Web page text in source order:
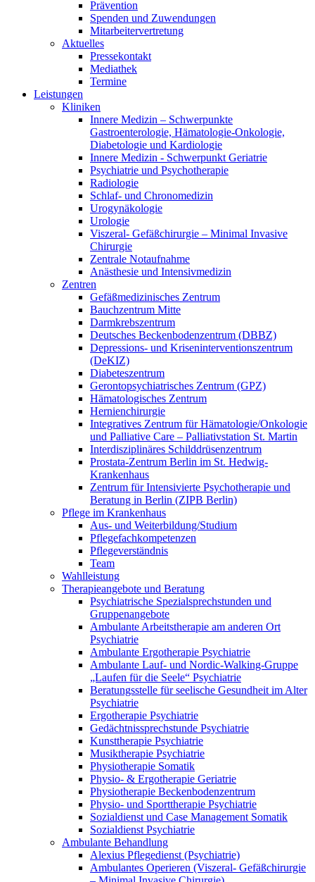
Prävention
Spenden und Zuwendungen
Mitarbeitervertretung
Aktuelles
Pressekontakt
Mediathek
Termine
Leistungen
Kliniken
Innere Medizin – Schwerpunkte
Gastroenterologie, Hämatologie-Onkologie,
Diabetologie und Kardiologie
Innere Medizin - Schwerpunkt Geriatrie
Psychiatrie und Psychotherapie
Radiologie
Schlaf- und Chronomedizin
Urogynäkologie
Urologie
Viszeral- Gefäßchirurgie – Minimal Invasive
Chirurgie
Zentrale Notaufnahme
Anästhesie und Intensivmedizin
Zentren
Gefäßmedizinisches Zentrum
Bauchzentrum Mitte
Darmkrebszentrum
Deutsches Beckenbodenzentrum (DBBZ)
Depressions- und Kriseninterventionszentrum
(DeKIZ)
Diabeteszentrum
Gerontopsychiatrisches Zentrum (GPZ)
Hämatologisches Zentrum
Hernienchirurgie
Integratives Zentrum für Hämatologie/Onkologie
und Palliative Care – Palliativstation St. Martin
Interdisziplinäres Schilddrüsenzentrum
Prostata-Zentrum Berlin im St. Hedwig-
Krankenhaus
Zentrum für Intensivierte Psychotherapie und
Beratung in Berlin (ZIPB Berlin)
Pflege im Krankenhaus
Aus- und Weiterbildung/Studium
Pflegefachkompetenzen
Pflegeverständnis
Team
Wahlleistung
Therapieangebote und Beratung
Psychiatrische Spezialsprechstunden und
Gruppenangebote
Ambulante Arbeitstherapie am anderen Ort
Psychiatrie
Ambulante Ergotherapie Psychiatrie
Ambulante Lauf- und Nordic-Walking-Gruppe
„Laufen für die Seele“ Psychiatrie
Beratungsstelle für seelische Gesundheit im Alter
Psychiatrie
Ergotherapie Psychiatrie
Gedächtnissprechstunde Psychiatrie
Kunsttherapie Psychiatrie
Musiktherapie Psychiatrie
Physiotherapie Somatik
Physio- & Ergotherapie Geriatrie
Physiotherapie Beckenbodenzentrum
Physio- und Sporttherapie Psychiatrie
Sozialdienst und Case Management Somatik
Sozialdienst Psychiatrie
Ambulante Behandlung
Alexius Pflegedienst (Psychiatrie)
Ambulantes Operieren (Viszeral- Gefäßchirurgie